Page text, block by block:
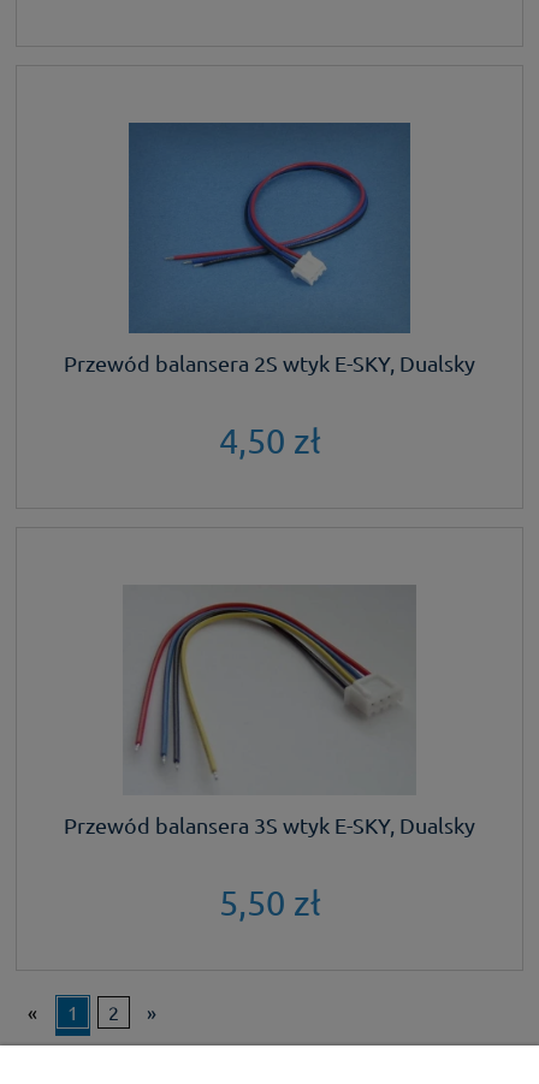
Przewód balansera 2S wtyk E-SKY, Dualsky
4,50 zł
Przewód balansera 3S wtyk E-SKY, Dualsky
5,50 zł
« 1 2 »